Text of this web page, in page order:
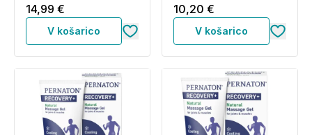
14,99 €
V košarico
10,20 €
V košarico